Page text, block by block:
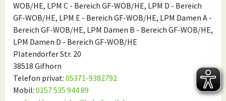
WOB/HE, LPM C - Bereich GF-WOB/HE, LPM D - Bereich
GF-WOB/HE, LPM E - Bereich GF-WOB/HE, LPM Damen A -
Bereich GF-WOB/HE, LPM Damen B - Bereich GF-WOB/HE,
LPM Damen D - Bereich GF-WOB/HE
Platendorfer Str. 20
38518 Gifhorn
Telefon privat: 05371-9382792
Mobil: 0157 535 944 89